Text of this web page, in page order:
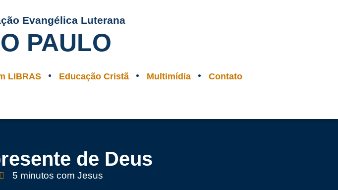
Evangélica Luterana
PAULO
LIBRAS Educação Cristã Multimídia Contato
de Deus
5 minutos com Jesus